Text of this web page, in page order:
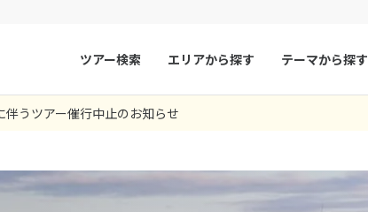
ツアー検索 エリアから探す
イタリア
ルクセンブルク
テーマから探す
秋旅
伴うツアー催行中止のお知らせ
金